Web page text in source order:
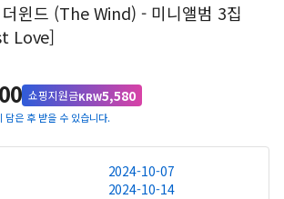
윈드 (The Wind) - 미니앨범 3집
Love]
쇼핑지원금KRW5,580
담은 후 받을 수 있습니다.
2024-10-07
2024-10-14